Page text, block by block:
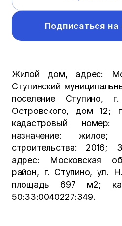
Подписаться на
Жилой дом, адрес:
Ступинский
поселение Ступино,
Островского, дом 12;
кадастровый номер:
назначение: жилое;
строительства: 2016;
адрес: Московская
район, г. Ступино, ул.
площадь 697 м2;
50:33:0040227:349.